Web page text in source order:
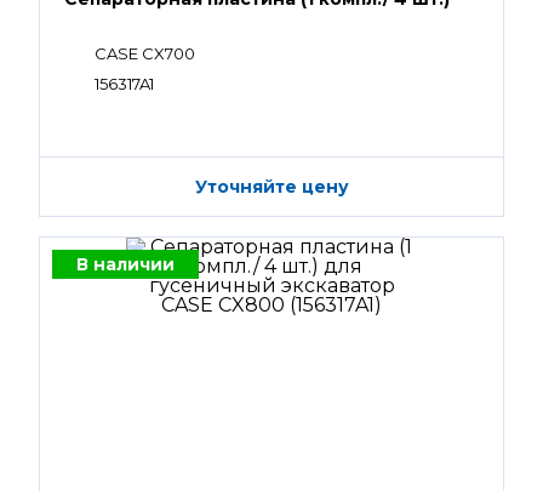
CASE CX700
156317A1
Уточняйте цену
В наличии